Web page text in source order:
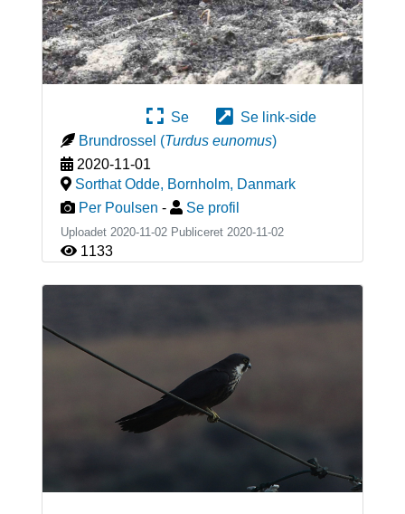
Se
Se link-side
Brundrossel (Turdus eunomus)
2020-11-01
Sorthat Odde, Bornholm, Danmark
Per Poulsen - Se profil
Uploadet 2020-11-02 Publiceret 2020-11-02
1133